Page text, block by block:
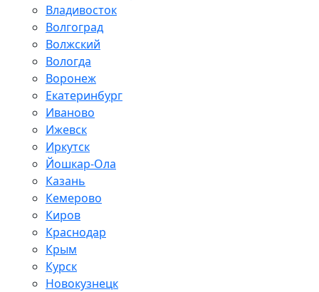
Владивосток
Волгоград
Волжский
Вологда
Воронеж
Екатеринбург
Иваново
Ижевск
Иркутск
Йошкар-Ола
Казань
Кемерово
Киров
Краснодар
Крым
Курск
Новокузнецк